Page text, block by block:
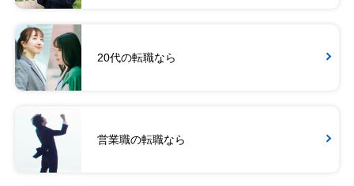
20代の転職なら
営業職の転職なら